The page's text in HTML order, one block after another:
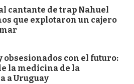
cantante de trap Nahuel
que explotaron un cajero
obsesionados con el futuro:
la medicina de la
a Uruguay